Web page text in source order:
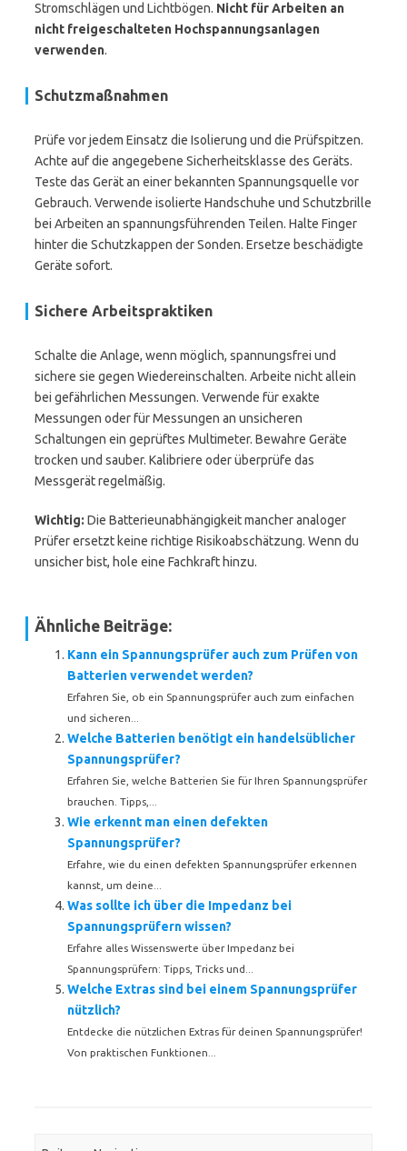
Stromschlägen und Lichtbögen. Nicht für Arbeiten an
nicht freigeschalteten Hochspannungsanlagen
verwenden.
Schutzmaßnahmen
Prüfe vor jedem Einsatz die Isolierung und die Prüfspitzen.
Achte auf die angegebene Sicherheitsklasse des Geräts.
Teste das Gerät an einer bekannten Spannungsquelle vor
Gebrauch. Verwende isolierte Handschuhe und Schutzbrille
bei Arbeiten an spannungsführenden Teilen. Halte Finger
hinter die Schutzkappen der Sonden. Ersetze beschädigte
Geräte sofort.
Sichere Arbeitspraktiken
Schalte die Anlage, wenn möglich, spannungsfrei und
sichere sie gegen Wiedereinschalten. Arbeite nicht allein
bei gefährlichen Messungen. Verwende für exakte
Messungen oder für Messungen an unsicheren
Schaltungen ein geprüftes Multimeter. Bewahre Geräte
trocken und sauber. Kalibriere oder überprüfe das
Messgerät regelmäßig.
Wichtig: Die Batterieunabhängigkeit mancher analoger
Prüfer ersetzt keine richtige Risikoabschätzung. Wenn du
unsicher bist, hole eine Fachkraft hinzu.
Ähnliche Beiträge:
Kann ein Spannungsprüfer auch zum Prüfen von
Batterien verwendet werden?
Erfahren Sie, ob ein Spannungsprüfer auch zum einfachen
und sicheren...
Welche Batterien benötigt ein handelsüblicher
Spannungsprüfer?
Erfahren Sie, welche Batterien Sie für Ihren Spannungsprüfer
brauchen. Tipps,...
Wie erkennt man einen defekten
Spannungsprüfer?
Erfahre, wie du einen defekten Spannungsprüfer erkennen
kannst, um deine...
Was sollte ich über die Impedanz bei
Spannungsprüfern wissen?
Erfahre alles Wissenswerte über Impedanz bei
Spannungsprüfern: Tipps, Tricks und...
Welche Extras sind bei einem Spannungsprüfer
nützlich?
Entdecke die nützlichen Extras für deinen Spannungsprüfer!
Von praktischen Funktionen...